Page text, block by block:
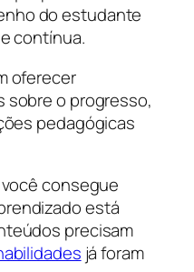
do estudante
contínua.
oferecer
sobre o progresso,
pedagógicas
consegue
está
precisam
já foram